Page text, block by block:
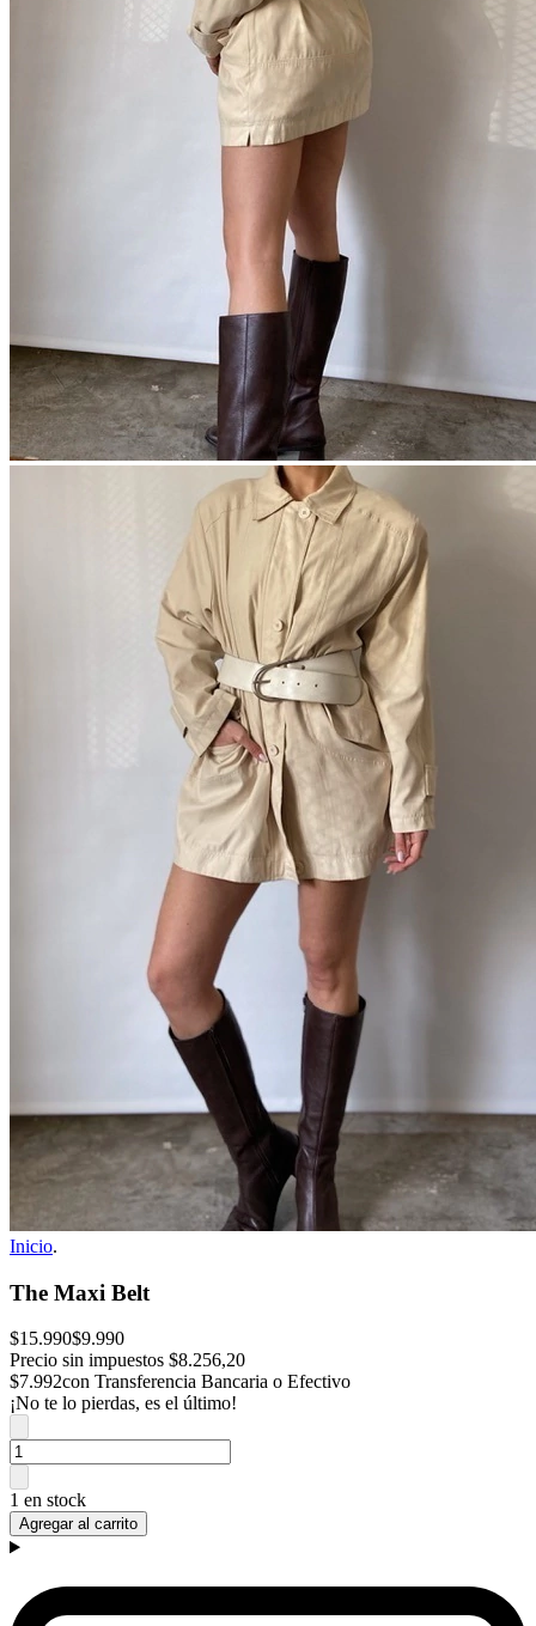
Inicio.
The Maxi Belt
$15.990$9.990
Precio sin impuestos $8.256,20
$7.992con Transferencia Bancaria o Efectivo
¡No te lo pierdas, es el último!
1 en stock
Agregar al carrito